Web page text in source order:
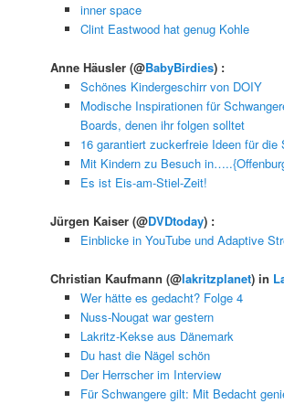
inner space
Clint Eastwood hat genug Kohle
Anne Häusler(@BabyBirdies) :
Schönes Kindergeschirr von DOIY
Modische Inspirationen für
Boards, denen ihr folgen solltet
16 garantiert zuckerfreie Ideen für die
Mit Kindern zu Besuch
Es ist Eis-am-Stiel-Zeit!
Jürgen Kaiser(@DVDtoday) :
Einblicke in YouTube und Adaptive
Christian Kaufmann(@lakritzplanet) in
Wer hätte es gedacht? Folge 4
Nuss-Nougat war gestern
Lakritz-Kekse aus Dänemark
Du hast die Nägel schön
Der Herrscher im Interview
Für Schwangere gilt: Mit Bedacht